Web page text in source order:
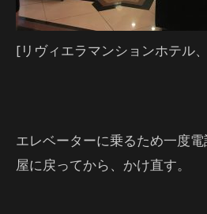
[リヴィエラマンションホテル
エレベーターに乗るため一度
屋に戻ってから、かけ直す。